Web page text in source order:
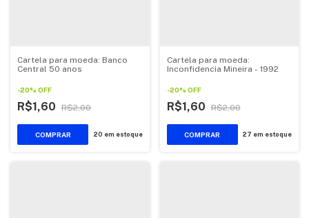
Cartela para moeda: Banco
Central 50 anos
-20% OFF
R$1,60 R$2,00
20 em estoque
Cartela para moeda:
Inconfidencia Mineira - 1992
-20% OFF
R$1,60 R$2,00
27 em estoque